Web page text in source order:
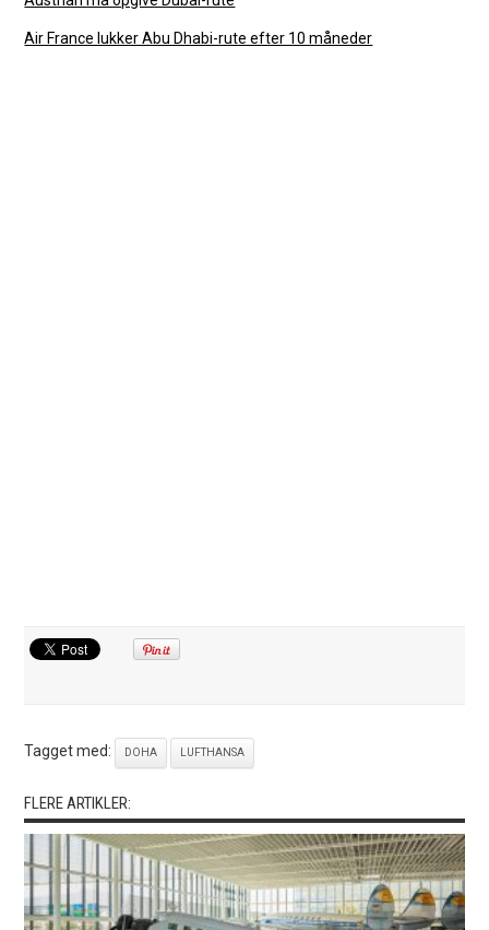
Air France lukker Abu Dhabi-rute efter 10 måneder
Tagget med: DOHA LUFTHANSA
FLERE ARTIKLER: